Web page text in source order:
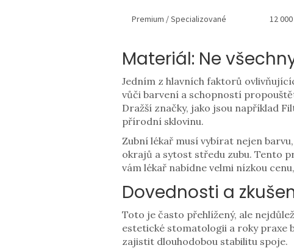
Premium / Specializované 12
Materiál: Ne
Jedním z hlavních faktorů
vůči barvení a schopností
Dražší značky, jako jsou například
přírodní sklovinu.
Zubní lékař musí vybírat nejen
okrajů a sytost středu zubu. Tento
vám lékař nabídne velmi nízkou
Dovednosti a
Toto je často přehlížený, ale
estetické stomatologii a roky praxe
zajistit dlouhodobou stabilitu spoje.